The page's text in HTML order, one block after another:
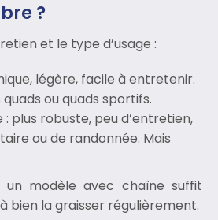
?
et le type d’usage :
légère, facile à entretenir.
ou quads sportifs.
plus robuste, peu d’entretien,
ou de randonnée. Mais
un modèle avec chaîne suffit
bien la graisser régulièrement.